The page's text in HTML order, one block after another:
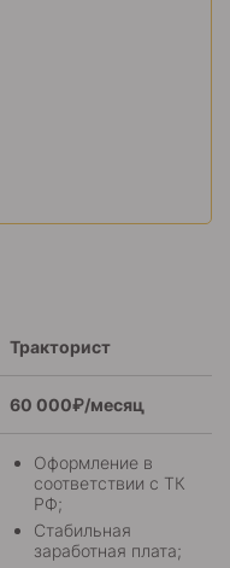
Тракторист
60 000₽/месяц
Оформление в
соответствии с ТК
РФ;
Стабильная
заработная плата;